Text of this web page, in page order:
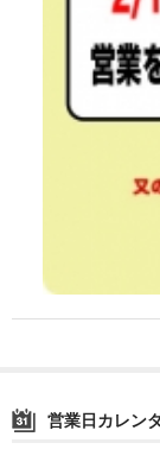
営業日カレン